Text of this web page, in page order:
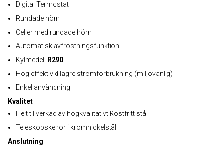
Digital Termostat
Rundade hörn
Celler med rundade hörn
Automatisk avfrostningsfunktion
Kylmedel: R290
Hög effekt vid lägre strömförbrukning (miljövänlig)
Enkel användning
Kvalitet
Helt tillverkad av högkvalitativt Rostfritt stål
Teleskopskenor i kromnickelstål
Anslutning